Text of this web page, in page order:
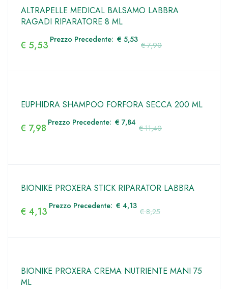
ALTRAPELLE MEDICAL BALSAMO LABBRA
RAGADI RIPARATORE 8 ML
€7,90
€ 5,53 Prezzo Precedente: € 5,53
EUPHIDRA SHAMPOO FORFORA SECCA 200 ML
€11,40
€ 7,98 Prezzo Precedente: € 7,84
BIONIKE PROXERA STICK RIPARATOR LABBRA
€8,25
€ 4,13 Prezzo Precedente: € 4,13
BIONIKE PROXERA CREMA NUTRIENTE MANI 75
ML